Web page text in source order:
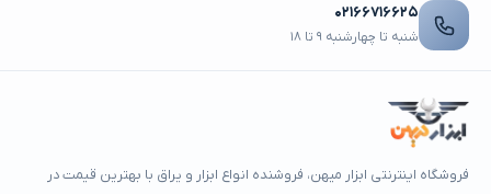
۰۲۱۶۶۷۱۶۶۲۵
شنبه تا چهارشنبه ۹ تا ۱۸
فروشگاه اینترنتی ابزار میهن، فروشنده انواع ابزار و یراق با بهترین قیمت در